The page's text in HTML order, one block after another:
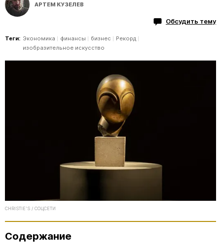
АРТЕМ КУЗЕЛЕВ
Обсудить тему
Теги: Экономика финансы бизнес
Рекорд
изобразительное искусство
CHRISTIE'S / СОЦСЕТИ
Содержание